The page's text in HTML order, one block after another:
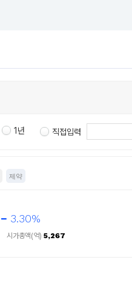
1년 직접입력
제약
3.30%
시가총액(억) 5,267